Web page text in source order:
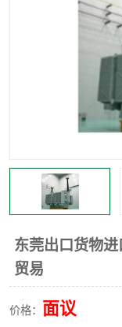
东莞出口货物
贸易
价格： 面议
家用电器报关